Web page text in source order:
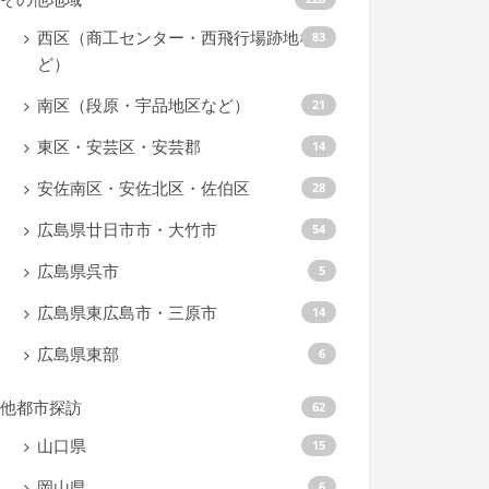
西区（商工センター・西飛行場跡地な
ど）
83
南区（段原・宇品地区など） 21
東区・安芸区・安芸郡 14
安佐南区・安佐北区・佐伯区 28
広島県廿日市市・大竹市 54
広島県呉市 5
広島県東広島市・三原市 14
広島県東部 6
他都市探訪 62
山口県 15